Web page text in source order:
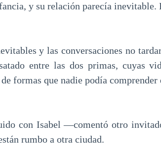
y su relación parecía inevitable.
y las conversaciones no
entre las dos primas, cuyas
formas que nadie podía
con Isabel —comentó otro
rumbo a otra ciudad.